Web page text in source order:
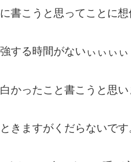
書こうと思ってことに
する時間がないぃぃぃぃ
かったこと書こうと思い
きますがくだらないです